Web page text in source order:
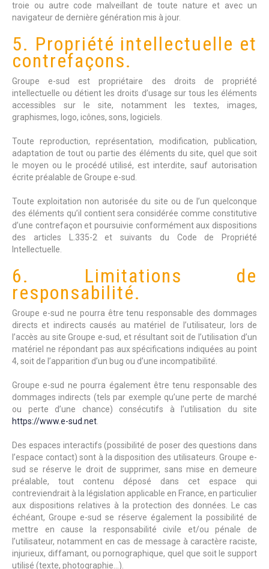
troie ou autre code malveillant de toute nature et avec un
navigateur de dernière génération mis à jour.
5. Propriété intellectuelle et
contrefaçons.
Groupe e-sud est propriétaire des droits de propriété
intellectuelle ou détient les droits d’usage sur tous les éléments
accessibles sur le site, notamment les textes, images,
graphismes, logo, icônes, sons, logiciels.
Toute reproduction, représentation, modification, publication,
adaptation de tout ou partie des éléments du site, quel que soit
le moyen ou le procédé utilisé, est interdite, sauf autorisation
écrite préalable de Groupe e-sud.
Toute exploitation non autorisée du site ou de l’un quelconque
des éléments qu’il contient sera considérée comme constitutive
d’une contrefaçon et poursuivie conformément aux dispositions
des articles L.335-2 et suivants du Code de Propriété
Intellectuelle.
6. Limitations de
responsabilité.
Groupe e-sud ne pourra être tenu responsable des dommages
directs et indirects causés au matériel de l’utilisateur, lors de
l’accès au site Groupe e-sud, et résultant soit de l’utilisation d’un
matériel ne répondant pas aux spécifications indiquées au point
4, soit de l’apparition d’un bug ou d’une incompatibilité.
Groupe e-sud ne pourra également être tenu responsable des
dommages indirects (tels par exemple qu’une perte de marché
ou perte d’une chance) consécutifs à l’utilisation du site
https://www.e-sud.net.
Des espaces interactifs (possibilité de poser des questions dans
l’espace contact) sont à la disposition des utilisateurs. Groupe e-
sud se réserve le droit de supprimer, sans mise en demeure
préalable, tout contenu déposé dans cet espace qui
contreviendrait à la législation applicable en France, en particulier
aux dispositions relatives à la protection des données. Le cas
échéant, Groupe e-sud se réserve également la possibilité de
mettre en cause la responsabilité civile et/ou pénale de
l’utilisateur, notamment en cas de message à caractère raciste,
injurieux, diffamant, ou pornographique, quel que soit le support
utilisé (texte, photographie…).